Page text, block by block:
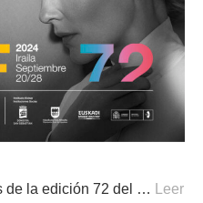
de la edición 72 del …
Leer